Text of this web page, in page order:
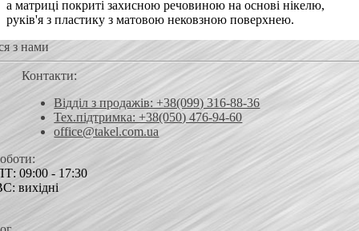
а матриці покриті захисною речовиною на основі нікелю,
руків'я з пластику з матовою нековзною поверхнею.
з нами
Контакти:
Відділ з продажів: +38(099) 316-88-36
Тех.підтримка: +38(050) 476-94-60
office@takel.com.ua
09:00 - 17:30
вихідні